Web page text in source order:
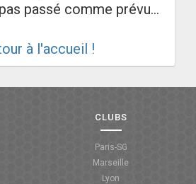
passé comme prévu...
à l'accueil !
CLUBS
Paris-SG
Marseille
Lyon